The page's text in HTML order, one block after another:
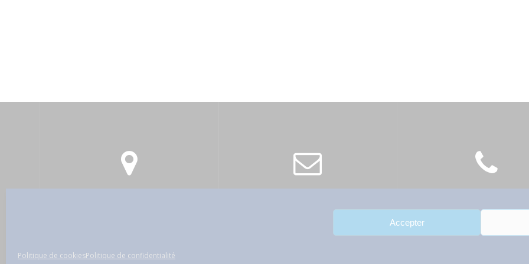
Accepter
Politique de cookiesPolitique de confidentialité
Politique de confidentialité